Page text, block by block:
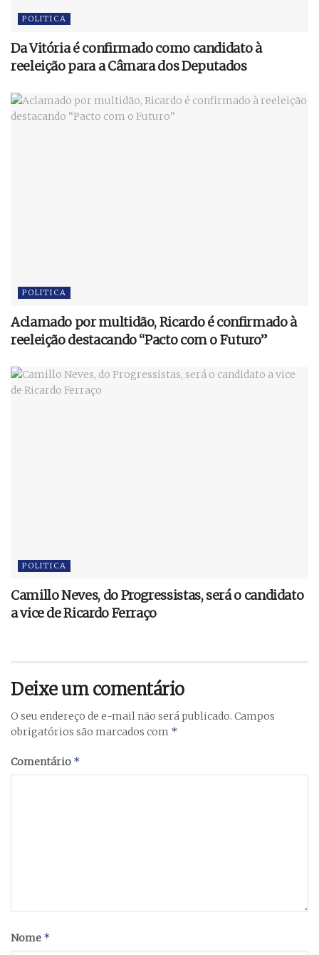
POLITICA
Da Vitória é confirmado como candidato à
reeleição para a Câmara dos Deputados
POLITICA
Aclamado por multidão, Ricardo é confirmado à
reeleição destacando “Pacto com o Futuro”
POLITICA
Camillo Neves, do Progressistas, será o candidato
a vice de Ricardo Ferraço
Deixe um comentário
O seu endereço de e-mail não será publicado. Campos
obrigatórios são marcados com *
Comentário *
Nome *